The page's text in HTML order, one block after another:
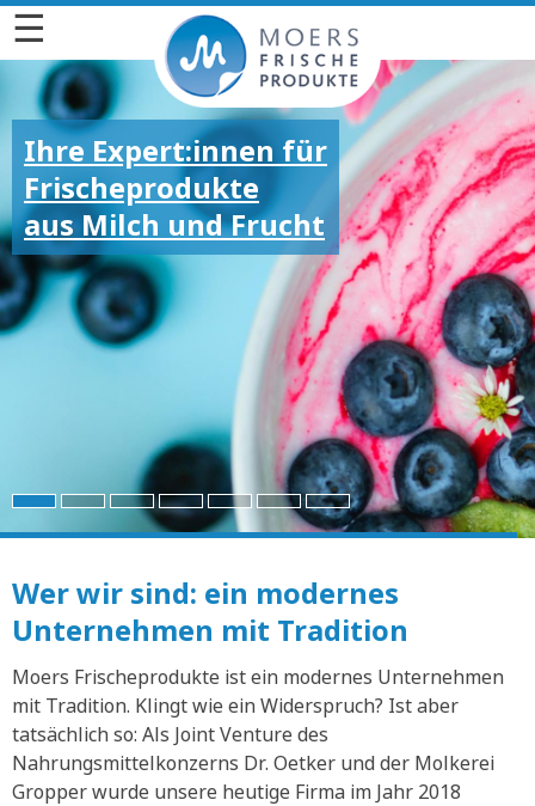
☰
Ihre Expert:innen für
Frischeprodukte
aus Milch und Frucht
Für die großen und
kleinen Emotionen
Wer wir sind: ein modernes
Unternehmen mit Tradition
Moers Frischeprodukte ist ein modernes Unternehmen
mit Tradition. Klingt wie ein Widerspruch? Ist aber
tatsächlich so: Als Joint Venture des
Nahrungsmittelkonzerns Dr. Oetker und der Molkerei
Gropper wurde unsere heutige Firma im Jahr 2018